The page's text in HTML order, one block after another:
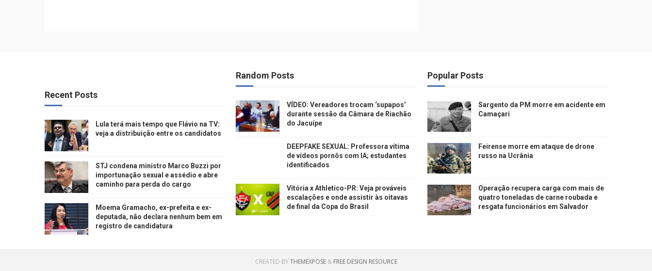
Recent Posts
Lula terá mais tempo que Flávio na TV:
veja a distribuição entre os candidatos
STJ condena ministro Marco Buzzi por
importunação sexual e assédio e abre
caminho para perda do cargo
Moema Gramacho, ex-prefeita e ex-
deputada, não declara nenhum bem em
registro de candidatura
Random Posts
VÍDEO: Vereadores trocam ‘supapos’
durante sessão da Câmara de Riachão
do Jacuípe
DEEPFAKE SEXUAL: Professora vítima
de vídeos pornôs com IA; estudantes
identificados
Vitória x Athletico-PR: Veja prováveis
escalações e onde assistir às oitavas
de final da Copa do Brasil
Popular Posts
Sargento da PM morre em acidente em
Camaçari
Feirense morre em ataque de drone
russo na Ucrânia
Operação recupera carga com mais de
quatro toneladas de carne roubada e
resgata funcionários em Salvador
CREATED BYTHEMEXPOSE& FREE DESIGN RESOURCE